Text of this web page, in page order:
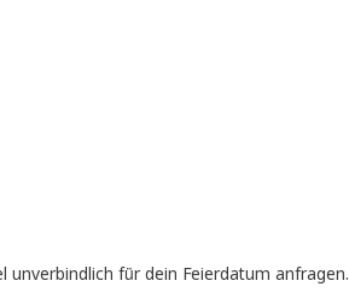
für dein Feierdatum anfragen.